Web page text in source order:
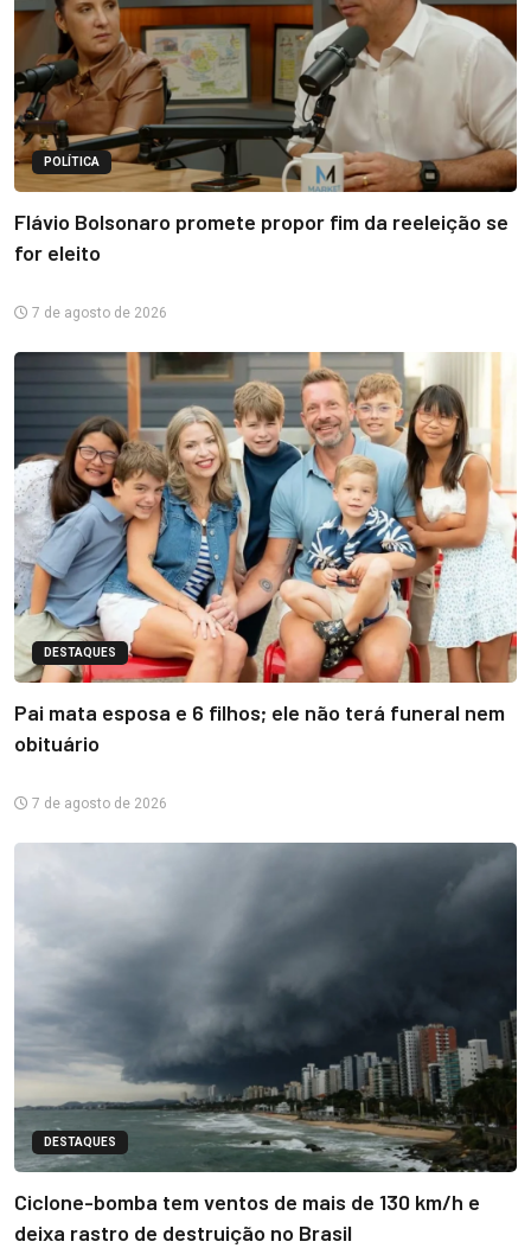
POLÍTICA
Flávio Bolsonaro promete propor fim da reeleição se
for eleito
7 de agosto de 2026
DESTAQUES
Pai mata esposa e 6 filhos; ele não terá funeral nem
obituário
7 de agosto de 2026
DESTAQUES
Ciclone-bomba tem ventos de mais de 130 km/h e
deixa rastro de destruição no Brasil